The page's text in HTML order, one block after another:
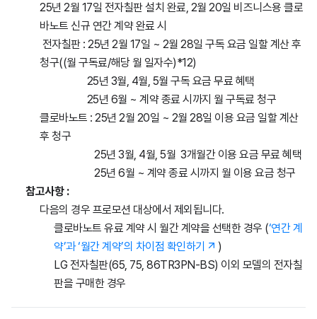
25년 2월 17일 전자칠판 설치 완료, 2월 20일 비즈니스용 클로
바노트 신규 연간 계약 완료 시
전자칠판 : 25년 2월 17일 ~ 2월 28일 구독 요금 일할 계산 후
청구((월 구독료/해당 월 일자수)*12)
25년 3월, 4월, 5월 구독 요금 무료 혜택
25년 6월 ~ 계약 종료 시까지 월 구독료 청구
클로바노트 : 25년 2월 20일 ~ 2월 28일 이용 요금 일할 계산
후 청구
25년 3월, 4월, 5월 3개월간 이용 요금 무료 혜택
25년 6월 ~ 계약 종료 시까지 월 이용 요금 청구
참고사항 :
다음의 경우 프로모션 대상에서 제외됩니다.
클로바노트 유료 계약 시 월간 계약을 선택한 경우 (‘연간 계
약’과 ‘월간 계약’의 차이점 확인하기
)
LG 전자칠판(65, 75, 86TR3PN-BS) 이외 모델의 전자칠
판을 구매한 경우